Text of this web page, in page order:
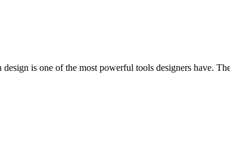
is one of the most powerful tools designers have.